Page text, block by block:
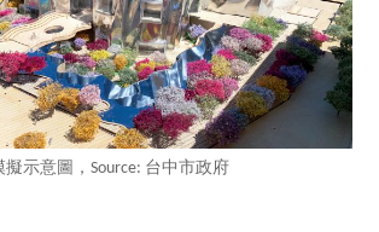
擬示意圖，Source: 台中市政府